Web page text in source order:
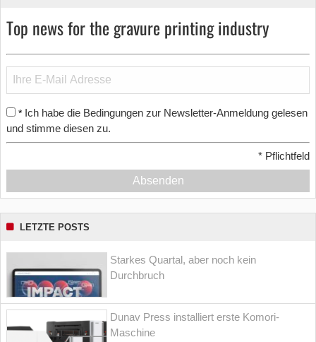
Top news for the gravure printing industry
* Ich habe die Bedingungen zur Newsletter-Anmeldung gelesen
und stimme diesen zu.
* Pflichtfeld
Absenden
LETZTE POSTS
Starkes Quartal, aber noch kein
Durchbruch
Dunav Press installiert erste Komori-
Maschine